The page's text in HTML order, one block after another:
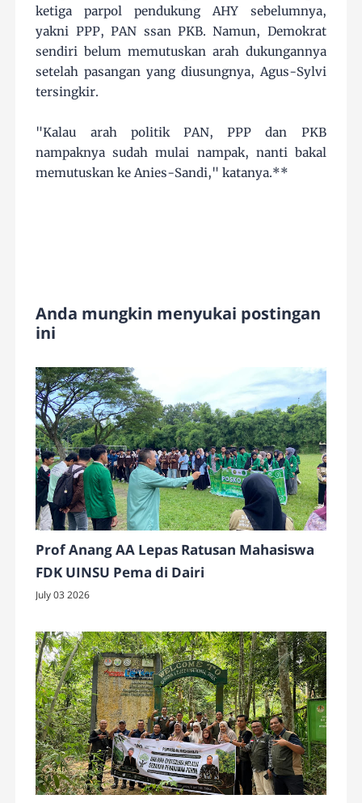
ketiga parpol pendukung AHY sebelumnya,
yakni PPP, PAN ssan PKB. Namun, Demokrat
sendiri belum memutuskan arah dukungannya
setelah pasangan yang diusungnya, Agus-Sylvi
tersingkir.
"Kalau arah politik PAN, PPP dan PKB
nampaknya sudah mulai nampak, nanti bakal
memutuskan ke Anies-Sandi," katanya.**
Anda mungkin menyukai postingan
ini
Prof Anang AA Lepas Ratusan Mahasiswa
FDK UINSU Pema di Dairi
July 03 2026